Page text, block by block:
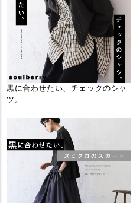
黒に合わせたい、チェックのシャ
ツ。